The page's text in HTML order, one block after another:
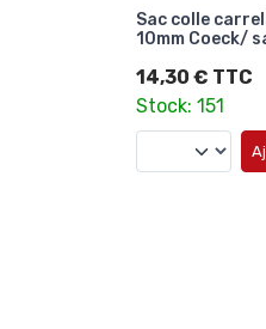
Sac colle
10mm Coeck/
14,30 € TTC
Stock: 151